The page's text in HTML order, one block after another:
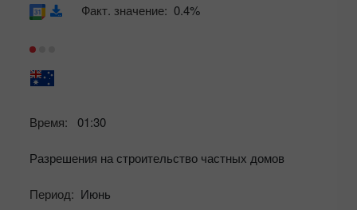
Время: 01:30
Разрешения на строительство частных домов
Период: Июнь
Факт. значение: 0.4%